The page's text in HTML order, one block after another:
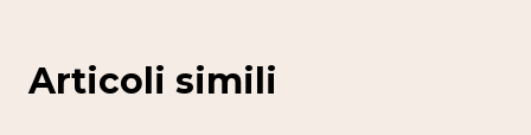
Articoli simili